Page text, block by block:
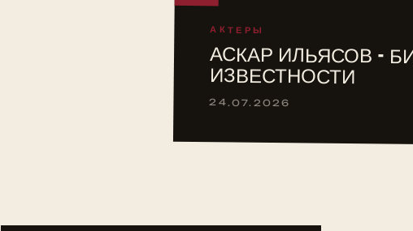
АКТЕРЫ
АСКАР ИЛЬЯСОВ -
ИЗВЕСТНОСТИ
24.07.2026